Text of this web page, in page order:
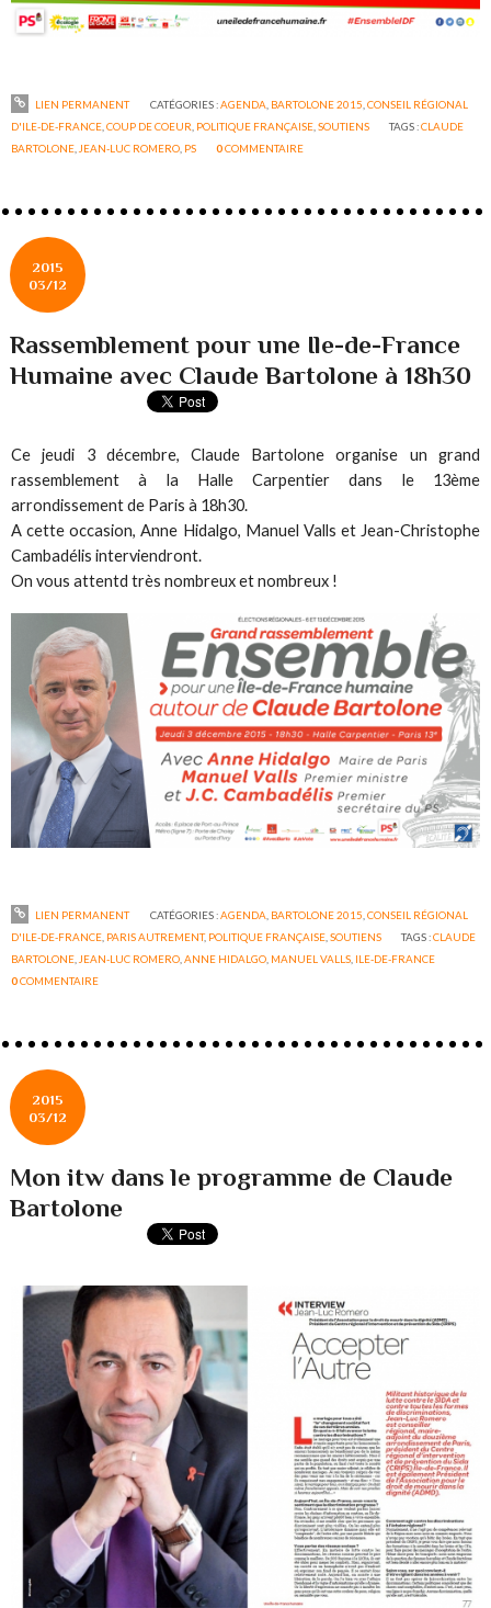
LIEN PERMANENT CATÉGORIES :AGENDA BARTOLONE 2015 CONSEIL RÉGIONAL
D'ILE-DE-FRANCE ,COUP DE COEUR POLITIQUE FRANÇAISE ,SOUTIENS TAGS :CLAUDE
BARTOLONE JEAN-LUC ROMERO PS 0COMMENTAIRE
2015
03/12
Rassemblement pour une Ile-de-France
Humaine avec Claude Bartolone à 18h30
Ce jeudi 3 décembre, Claude Bartolone organise un grand
rassemblement à la Halle Carpentier dans le 13ème
arrondissement de Paris à 18h30.
A cette occasion, Anne Hidalgo, Manuel Valls et Jean-Christophe
Cambadélis interviendront.
On vous attentd très nombreux et nombreux !
LIEN PERMANENT CATÉGORIES :AGENDA BARTOLONE 2015 CONSEIL RÉGIONAL
D'ILE-DE-FRANCE PARIS AUTREMENT, POLITIQUE FRANÇAISE ,SOUTIENS TAGS :CLAUDE
BARTOLONE JEAN-LUC ROMERO ,ANNE HIDALGO MANUEL VALLS ILE-DE-FRANCE
0COMMENTAIRE
2015
03/12
Mon itw dans le programme de Claude
Bartolone